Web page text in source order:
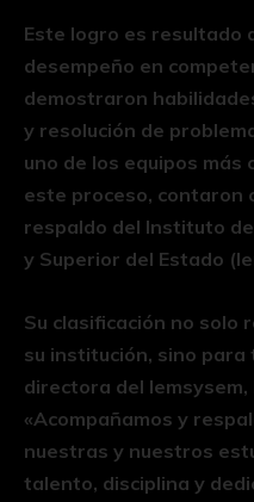
Este logro es resultado
desempeño en
demostraron
y resolución de
uno de los equipos más
este proceso, contaron
respaldo del Instituto
y Superior del Estado
Su clasificación no solo
su institución, sino para
directora del
«Acompañamos y
nuestras y nuestros
talento, disciplina y